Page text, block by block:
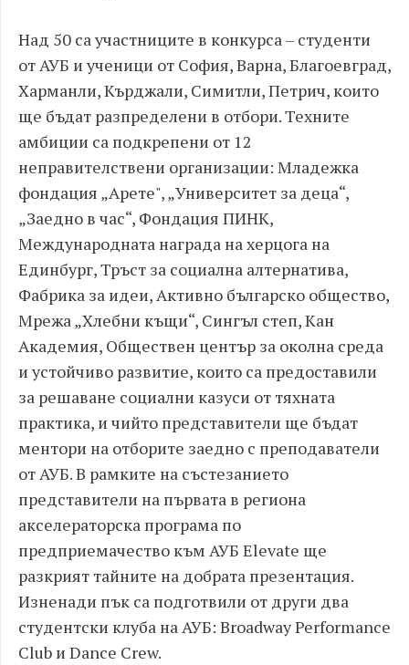
Над 50 са участниците в конкурса – студенти
от АУБ и ученици от София, Варна, Благоевград,
Харманли, Кърджали, Симитли, Петрич, които
ще бъдат разпределени в отбори. Техните
амбиции са подкрепени от 12
неправителствени организации: Младежка
фондация „Арете", „Университет за деца“,
„Заедно в час“, Фондация ПИНК,
Международната награда на херцога на
Единбург, Тръст за социална алтернатива,
Фабрика за идеи, Активно българско общество,
Мрежа „Хлебни къщи“, Сингъл степ, Кан
Академия, Обществен център за околна среда
и устойчиво развитие, които са предоставили
за решаване социални казуси от тяхната
практика, и чийто представители ще бъдат
ментори на отборите заедно с преподаватели
от АУБ. В рамките на състезанието
представители на първата в региона
акселераторска програма по
предприемачество към АУБ Elevate ще
разкрият тайните на добрата презентация.
Изненади пък са подготвили от други два
студентски клуба на АУБ: Broadway Performance
Club и Dance Crew.